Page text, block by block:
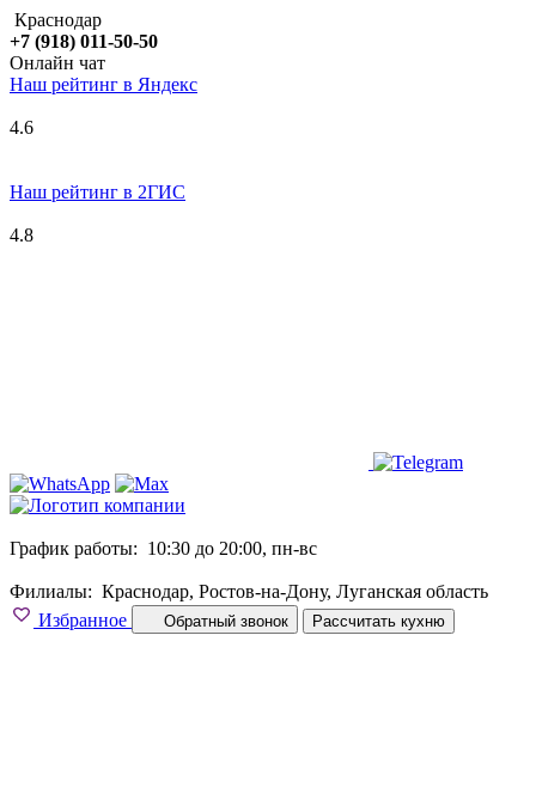
Краснодар
+7 (918) 011-50-50
Онлайн чат
Наш рейтинг в Яндекс
4.6
Наш рейтинг в 2ГИС
4.8
График работы: 10:30 до 20:00, пн-вс
Филиалы: Краснодар, Ростов-на-Дону, Луганская область
Избранное
Обратный звонок Рассчитать кухню